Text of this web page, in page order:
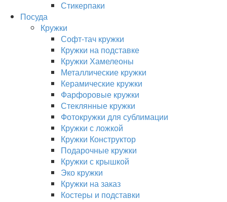
Стикерпаки
Посуда
Кружки
Софт-тач кружки
Кружки на подставке
Кружки Хамелеоны
Металлические кружки
Керамические кружки
Фарфоровые кружки
Стеклянные кружки
Фотокружки для сублимации
Кружки с ложкой
Кружки Конструктор
Подарочные кружки
Кружки с крышкой
Эко кружки
Кружки на заказ
Костеры и подставки